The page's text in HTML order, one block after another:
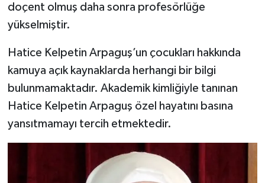
doçent olmuş daha sonra profesörlüğe
yükselmiştir.
Hatice Kelpetin Arpaguş’un çocukları hakkında
kamuya açık kaynaklarda herhangi bir bilgi
bulunmamaktadır. Akademik kimliğiyle tanınan
Hatice Kelpetin Arpaguş özel hayatını basına
yansıtmamayı tercih etmektedir.